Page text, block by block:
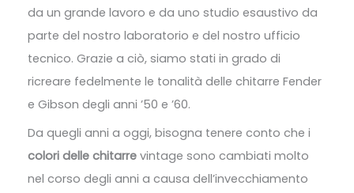
da un grande lavoro e da uno studio esaustivo da
parte del nostro laboratorio e del nostro ufficio
tecnico. Grazie a ciò, siamo stati in grado di
ricreare fedelmente le tonalità delle chitarre Fender
e Gibson degli anni ’50 e ’60.
Da quegli anni a oggi, bisogna tenere conto che i
colori delle chitarre vintage sono cambiati molto
nel corso degli anni a causa dell’invecchiamento